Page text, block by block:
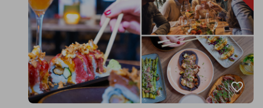
favorite_border